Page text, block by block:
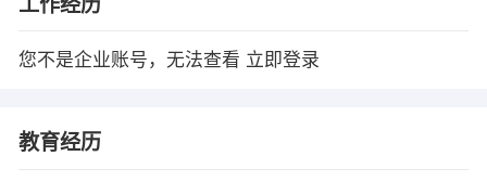
工作经历
您不是企业账号，无法查看 立即登录
教育经历